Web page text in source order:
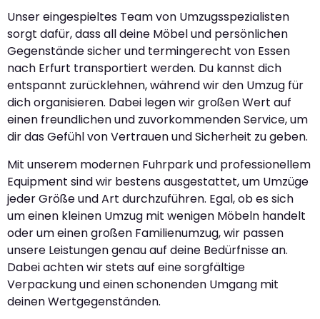
Unser eingespieltes Team von Umzugsspezialisten
sorgt dafür, dass all deine Möbel und persönlichen
Gegenstände sicher und termingerecht von Essen
nach Erfurt transportiert werden. Du kannst dich
entspannt zurücklehnen, während wir den Umzug für
dich organisieren. Dabei legen wir großen Wert auf
einen freundlichen und zuvorkommenden Service, um
dir das Gefühl von Vertrauen und Sicherheit zu geben.
Mit unserem modernen Fuhrpark und professionellem
Equipment sind wir bestens ausgestattet, um Umzüge
jeder Größe und Art durchzuführen. Egal, ob es sich
um einen kleinen Umzug mit wenigen Möbeln handelt
oder um einen großen Familienumzug, wir passen
unsere Leistungen genau auf deine Bedürfnisse an.
Dabei achten wir stets auf eine sorgfältige
Verpackung und einen schonenden Umgang mit
deinen Wertgegenständen.